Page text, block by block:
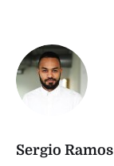
Sergio Ramos